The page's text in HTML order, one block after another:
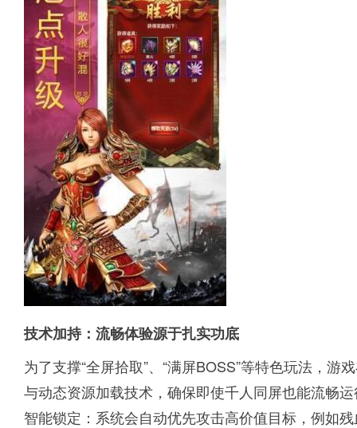
技术加持：流畅体验源于扎实功底
为了支撑“全屏拾取”、“满屏BOSS”等特色玩法，
与动态资源加载技术，确保即使千人同屏也能流畅
智能锁定：系统会自动优先攻击高价值目标，例如